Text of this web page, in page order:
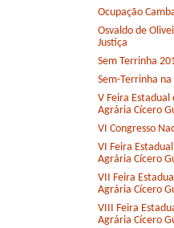
Ocupação
Osvaldo de
Justiça
Sem Terrinha
Sem-Terrinha
V Feira Estadual
Agrária Cícero
VI Congresso
VI Feira
Agrária Cícero
VII Feira
Agrária Cícero
VIII Feira
Agrária Cícero